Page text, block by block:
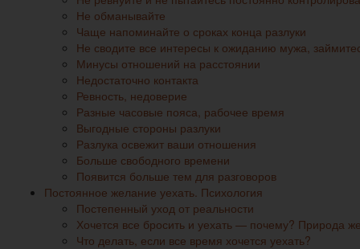
Не обманывайте
Чаще напоминайте о сроках конца разлуки
Не сводите все интересы к ожиданию мужа,
Минусы отношений на расстоянии
Недостаточно контакта
Ревность, недоверие
Разные часовые пояса, рабочее время
Выгодные стороны разлуки
Разлука освежит ваши отношения
Больше свободного времени
Появится больше тем для разговоров
Постоянное желание уехать. Психология
Постепенный уход от реальности
Хочется все бросить и уехать — почему? Природа
Что делать, если все время хочется уехать?